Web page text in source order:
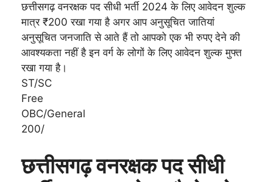
छत्तीसगढ़ वनरक्षक पद सीधी भर्ती 2024 के लिए आवेदन शुल्क
मात्र ₹200 रखा गया है अगर आप अनुसूचित जातियां
अनुसूचित जनजाति से आते हैं तो आपको एक भी रुपए देने की
आवश्यकता नहीं है इन वर्ग के लोगों के लिए आवेदन शुल्क मुफ्त
रखा गया है।
ST/SC
Free
OBC/General
200/
छत्तीसगढ़ वनरक्षक पद सीधी